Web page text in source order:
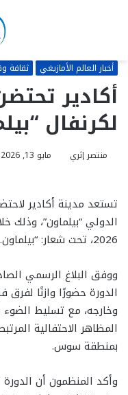
أخبار العالم الأمازيغي ثقافة
أكادير
لكرنفال
منتصر إثري مايو 13, 2026
تستعد مدينة أكادير
2026، تحت شعار: “بيلماون.. الفرح بإيقاعات أمازيغية”.
ووفق البلاغ الرسمي
الدورة حضورًا وازنًا
وخارجه، مع تسليط الضوء
المظاهر الاحتفالية
بمنطقة سوس.
وأكد المنظمون أن